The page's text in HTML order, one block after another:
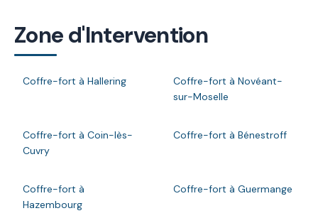
Zone d'Intervention
Coffre-fort à Hallering
Coffre-fort à Novéant-
sur-Moselle
Coffre-fort à Coin-lès-
Cuvry
Coffre-fort à Bénestroff
Coffre-fort à
Hazembourg
Coffre-fort à Guermange